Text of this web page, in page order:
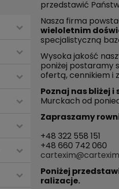
przedstawić
Nasza firma
wieloletnim
specjalistyczną
Wysoka jakość
poniżej postaramy
ofertą, cennikiem i
Poznaj nas bliżej
Murckach od
Zapraszamy
+48 322 558 151
+48 660 742 060
Poniżej
ralizacje.